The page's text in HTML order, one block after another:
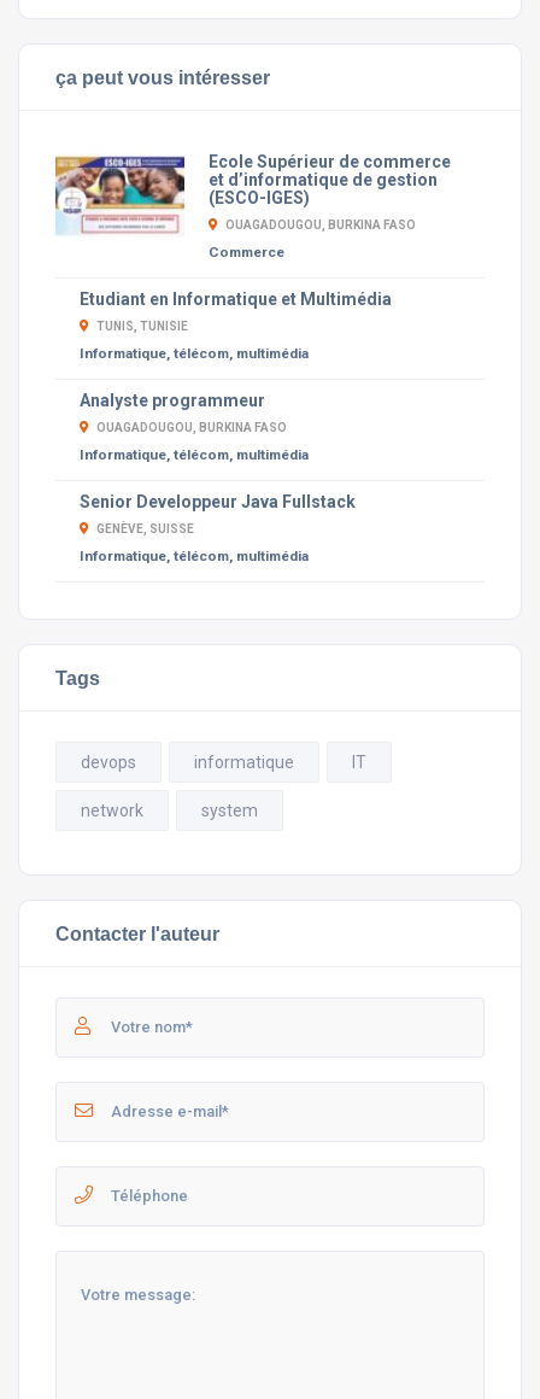
ça peut vous intéresser
Ecole Supérieur de commerce
et d’informatique de gestion
(ESCO-IGES)
OUAGADOUGOU, BURKINA FASO
Commerce
Etudiant en Informatique et Multimédia
TUNIS, TUNISIE
Informatique, télécom, multimédia
Analyste programmeur
OUAGADOUGOU, BURKINA FASO
Informatique, télécom, multimédia
Senior Developpeur Java Fullstack
GENÈVE, SUISSE
Informatique, télécom, multimédia
Tags
devops informatique IT
network system
Contacter l'auteur